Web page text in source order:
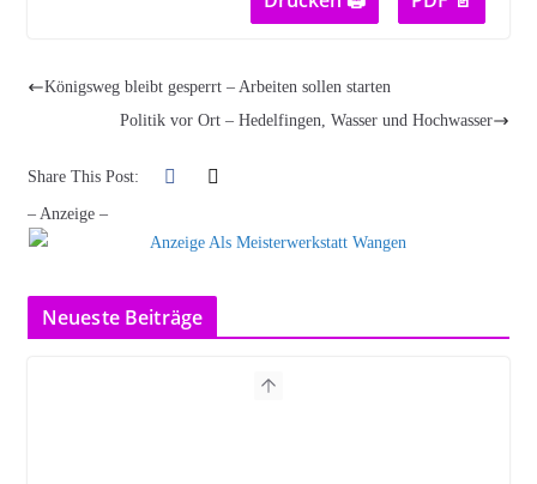
Königsweg bleibt gesperrt – Arbeiten sollen starten
Politik vor Ort – Hedelfingen, Wasser und Hochwasser
Share This Post:
– Anzeige –
Neueste Beiträge